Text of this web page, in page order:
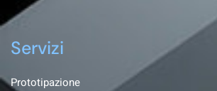
Servizi
Prototipazione